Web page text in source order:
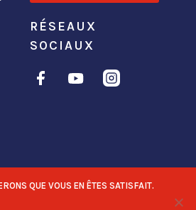
RÉSEAUX
SOCIAUX
QUE VOUS EN ÊTES SATISFAIT.